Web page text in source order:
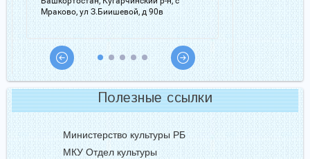
Полезные ссылки
Министерство культуры РБ
МКУ Отдел культуры